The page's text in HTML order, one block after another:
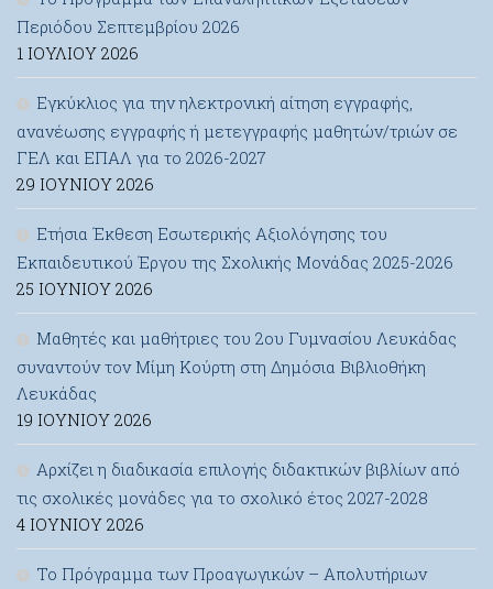
Περιόδου Σεπτεμβρίου 2026
1 ΙΟΥΛΊΟΥ 2026
Εγκύκλιος για την ηλεκτρονική αίτηση εγγραφής,
ανανέωσης εγγραφής ή μετεγγραφής μαθητών/τριών σε
ΓΕΛ και ΕΠΑΛ για το 2026-2027
29 ΙΟΥΝΊΟΥ 2026
Ετήσια Έκθεση Εσωτερικής Αξιολόγησης του
Εκπαιδευτικού Έργου της Σχολικής Μονάδας 2025-2026
25 ΙΟΥΝΊΟΥ 2026
Μαθητές και μαθήτριες του 2ου Γυμνασίου Λευκάδας
συναντούν τον Μίμη Κούρτη στη Δημόσια Βιβλιοθήκη
Λευκάδας
19 ΙΟΥΝΊΟΥ 2026
Αρχίζει η διαδικασία επιλογής διδακτικών βιβλίων από
τις σχολικές μονάδες για το σχολικό έτος 2027-2028
4 ΙΟΥΝΊΟΥ 2026
Το Πρόγραμμα των Προαγωγικών – Απολυτήριων